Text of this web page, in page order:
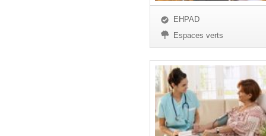
EHPAD
Espaces verts